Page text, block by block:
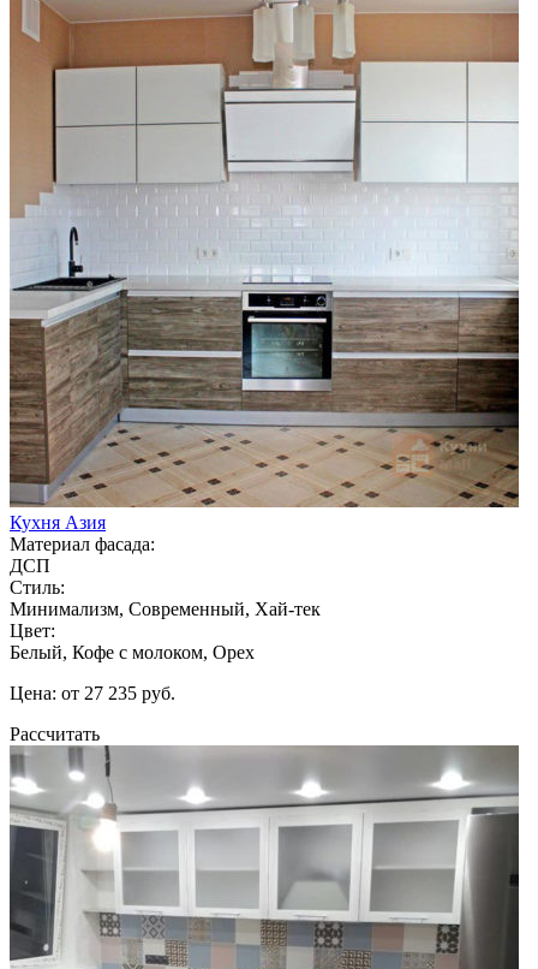
Кухня Азия
Материал фасада:
ДСП
Стиль:
Минимализм, Современный, Хай-тек
Цвет:
Белый, Кофе с молоком, Орех
Цена: от 27 235 руб.
Рассчитать